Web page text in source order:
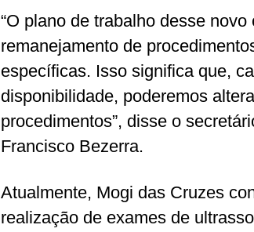
“O plano de trabalho desse
remanejamento de
específicas. Isso significa que,
disponibilidade, poderemos
procedimentos”, disse o
Francisco Bezerra.
Atualmente, Mogi das Cruzes
realização de exames de